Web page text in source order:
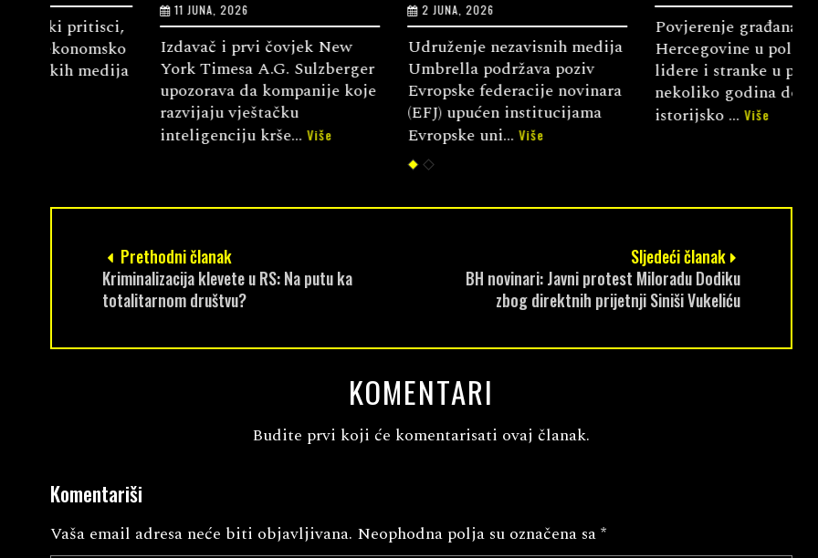
11 JUNA, 2026
Izdavač i prvi čovjek New
York Timesa A.G. Sulzberger
upozorava da kompanije koje
razvijaju vještačku
inteligenciju krše...Više
Udruženje nezavisnih medija
Umbrella podržava poziv
Evropske federacije novinara
(EFJ) upućen institucijama
Evropske uni...Više
Povjerenje građana Bosne i
Hercegovine u političke
lidere i stranke u posljednjih
nekoliko godina dotaklo je
istorijsko ...
Više
Prethodni članak
Kriminalizacija klevete u RS: Na putu ka
totalitarnom društvu?
Sljedeći članak
BH novinari: Javni protest Miloradu Dodiku
zbog direktnih prijetnji Siniši Vukeliću
KOMENTARI
Budite prvi koji će komentarisati ovaj članak.
Komentariši
Vaša email adresa neće biti objavljivana. Neophodna polja su označena sa*